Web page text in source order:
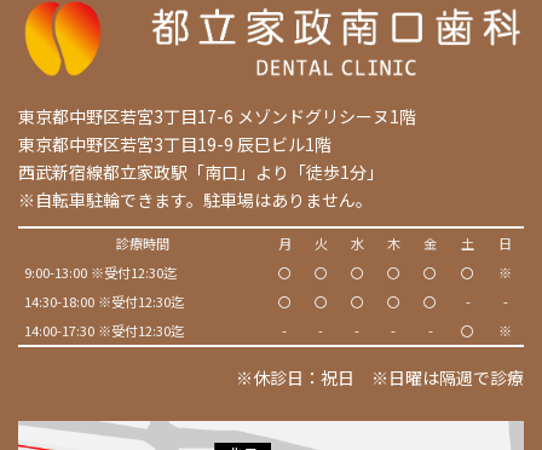
東京都中野区若宮3丁目17-6 メゾンドグリシーヌ1階
東京都中野区若宮3丁目19-9 辰巳ビル1階
西武新宿線都立家政駅「南口」より「徒歩1分」
※自転車駐輪できます。駐車場はありません。
診療時間 月 火 水 木 金 土
日
9:00-13:00 ※受付12:30迄
〇 〇 〇 〇 〇 〇
※
14:30-18:00 ※受付12:30迄
〇 〇 〇 〇 〇 -
-
14:00-17:30 ※受付12:30迄
- - - - - 〇 ※
※休診日：祝日 ※日曜は隔週で診療